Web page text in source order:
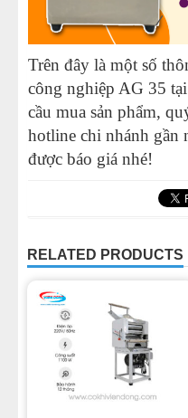
Trên đây là một số
công nghiệp AG 35
cầu mua sản phẩm,
hotline chi nhánh gần
được báo giá nhé!
RELATED PRODUCTS